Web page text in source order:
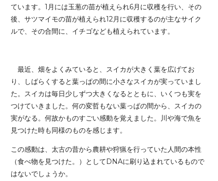
ています。1月には玉葱の苗が植えられ6月に収穫を行い、その
後、サツマイモの苗が植えられ12月に収穫するのが主なサイク
ルで、その合間に、イチゴなども植えられています。
最近、畑をよくみていると、スイカが大きく葉を広げてお
り、しばらくすると葉っぱの間に小さなスイカが実っていまし
た。スイカは毎日少しずつ大きくなるとともに、いくつも実を
つけていきました。何の変哲もない葉っぱの間から、スイカの
実がなる。何故かものすごい感動を覚えました。川や海で魚を
見つけた時も同様のものを感じます。
この感動は、太古の昔から農耕や狩猟を行っていた人間の本性
（食べ物を見つけた。）としてDNAに刷り込まれているもので
はないでしょうか。